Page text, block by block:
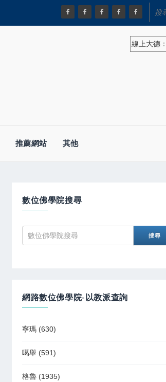
線上大德：
推薦網站 其他
數位佛學院搜尋
網路數位佛學院-以教派查詢
寧瑪 (630)
噶舉 (591)
格魯 (1935)